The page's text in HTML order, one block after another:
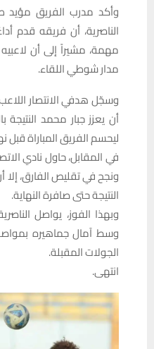
وأكد مدرب الفريق مؤيد
الناصرية، أن فريقه قدم
مهمة، مشيراً إلى أن
مدار شوطي اللقاء.
ليحسم الفريق المباراة قبل
في المقابل، حاول نادي
ونجح في تقليص الفارق،
النتيجة حتى صافرة النهاية.
وبهذا الفوز، يواصل
وسط آمال جماهيره
الجولات المقبلة.
انتهى.